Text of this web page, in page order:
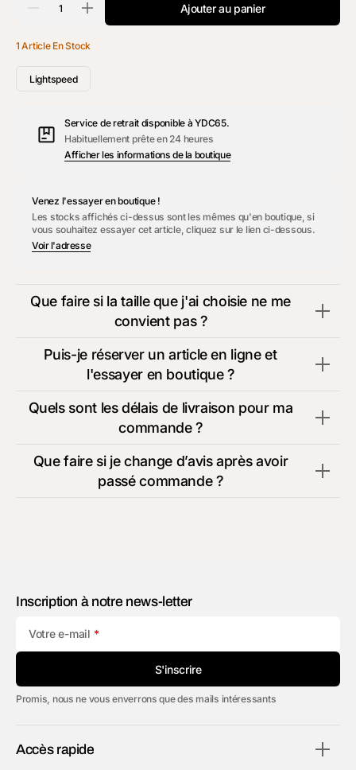
Réduire
de
015
Augmenter
de
Ajouter au panier
1 Article En Stock
Lightspeed
Service de retrait disponible àYDC65.
Habituellement prête en 24 heures
Afficher les informations de la boutique
Venez l'essayer en boutique !
Les stocks affichés ci-dessus sont les mêmes qu'en boutique, si
vous souhaitez essayer cet article, cliquez sur le lien ci-dessous.
Voir l'adresse
Que faire si la taille que j'ai choisie ne me
convient pas ?
Puis-je réserver un article en ligne et
l'essayer en boutique ?
Quels sont les délais de livraison pour ma
commande ?
Que faire si je change d’avis après avoir
passé commande ?
Accès rapide
Inscription à notre news-letter
Votre e-mail
S'inscrire
Promis, nous ne vous enverrons que des mails intéressants